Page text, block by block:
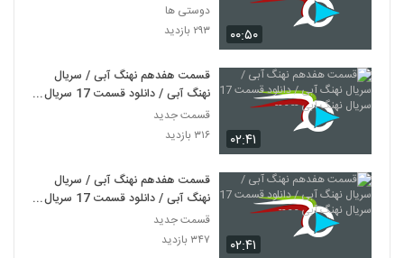
۰۰:۵۰
دوستی ها
۲۹۳ بازدید
۰۲:۴۱
قسمت هفدهم نهنگ آبی / سریال
نهنگ آبی / دانلود قسمت 17 سریال
نهنگ آبی -- - --
قسمت جدید
۳۱۶ بازدید
۰۲:۴۱
قسمت هفدهم نهنگ آبی / سریال
نهنگ آبی / دانلود قسمت 17 سریال
نهنگ آبی - - --
قسمت جدید
۳۴۷ بازدید